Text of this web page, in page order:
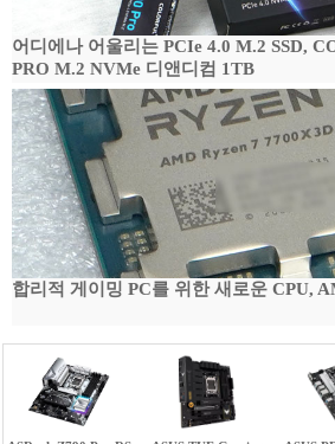
어디에나 어울리는 PCIe 4.0 M.2 SSD,
PRO M.2 NVMe 디앤디컴 1TB
합리적 게이밍 PC를 위한 새로운 CPU,